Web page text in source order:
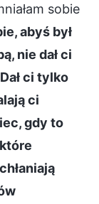
sobie
abyś był
nie dał ci
ci tylko
ci
gdy to